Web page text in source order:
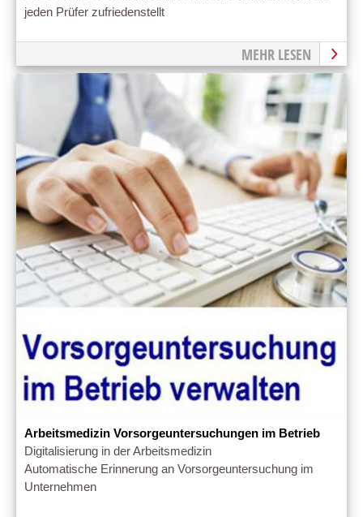
jeden Prüfer zufriedenstellt
MEHR LESEN
Arbeitsmedizin Vorsorgeuntersuchungen im Betrieb
Digitalisierung in der Arbeitsmedizin
Automatische Erinnerung an Vorsorgeuntersuchung im
Unternehmen